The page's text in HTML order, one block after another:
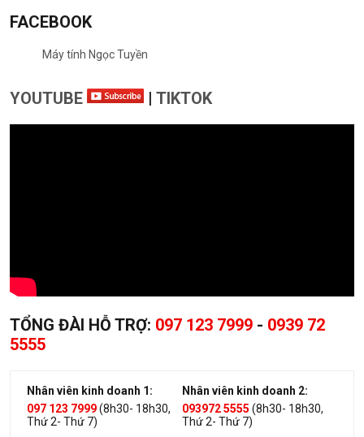
FACEBOOK
Máy tính Ngọc Tuyền
YOUTUBE | TIKTOK
TỔNG ĐÀI HỖ TRỢ: 097 123 7999 - 0939 72
5555
Nhân viên kinh doanh 1:
097 123 7999(8h30- 18h30,
Thứ 2- Thứ 7)
Nhân viên kinh doanh 2:
093972 5555 (8h30- 18h30,
Thứ 2- Thứ 7)